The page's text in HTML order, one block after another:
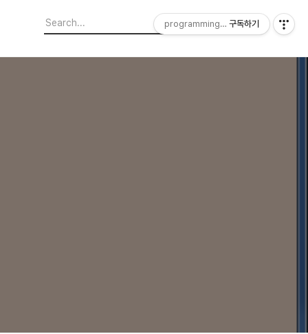
programming4engineering
구독하기